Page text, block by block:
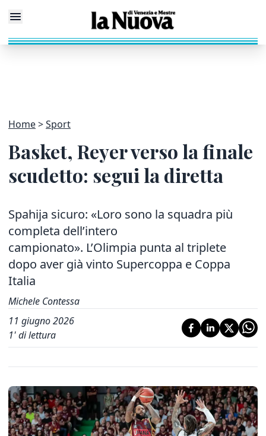
Home Sport
Basket, Reyer verso la finale
scudetto: segui la diretta
Spahija sicuro: «Loro sono la squadra più
completa dell’intero
campionato». L’Olimpia punta al triplete
dopo aver già vinto Supercoppa e Coppa
Italia
Michele Contessa
11 giugno 2026
1' di lettura